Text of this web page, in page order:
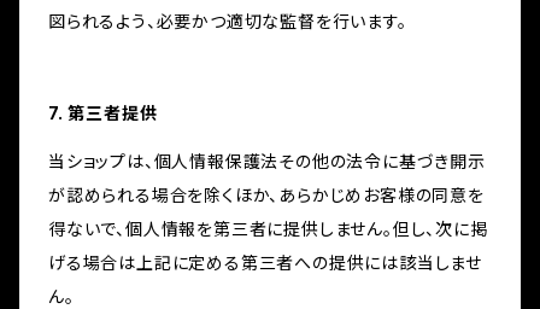
図られるよう、必要かつ適切な監督を行います。
7. 第三者提供
当ショップは、個人情報保護法その他の法令に基づき開示
が認められる場合を除くほか、あらかじめお客様の同意を
得ないで、個人情報を第三者に提供しません。但し、次に掲
げる場合は上記に定める第三者への提供には該当しませ
ん。